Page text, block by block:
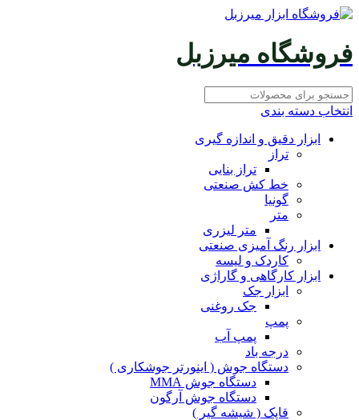
فروشگاه میرزبل
انتخاب دسته بندی
ابزار دقیق و اندازه گیری
تراز
تراز بنایی
خط کش صنعتی
گونیا
متر
متر لیزری
ابزار رنگ آمیزی صنعتی
کاردک و لیسه
ابزار کارگاهی و گاراژی
ابزار جک
جک روغنی
پمپ
پمپ آب
درجه باد
دستگاه جوش ( اینورتر جوشکاری )
دستگاه جوش MMA
دستگاه جوش آرگون
قاپک ( شیشه گیر )